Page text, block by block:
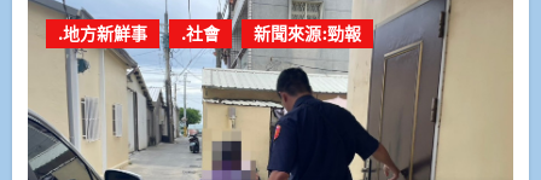
.地方新鮮事 .社會 新聞來源:勁報